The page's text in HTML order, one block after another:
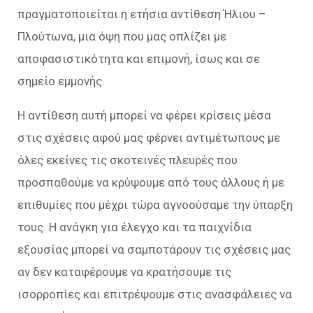
πραγματοποιείται η ετήσια αντίθεση Ήλιου –
Πλούτωνα, μια όψη που μας οπλίζει με
αποφασιστικότητα και επιμονή, ίσως και σε
σημείο εμμονής.
Η αντίθεση αυτή μπορεί να φέρει κρίσεις μέσα
στις σχέσεις αφού μας φέρνει αντιμέτωπους με
όλες εκείνες τις σκοτεινές πλευρές που
προσπαθούμε να κρύψουμε από τους άλλους ή με
επιθυμίες που μέχρι τώρα αγνοούσαμε την ύπαρξη
τους. Η ανάγκη για έλεγχο και τα παιχνίδια
εξουσίας μπορεί να σαμποτάρουν τις σχέσεις μας
αν δεν καταφέρουμε να κρατήσουμε τις
ισορροπίες και επιτρέψουμε στις ανασφάλειες να